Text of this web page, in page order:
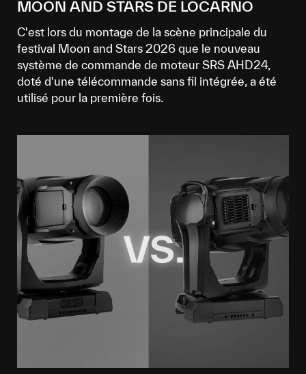
MOON AND STARS DE LOCARNO
C'est lors du montage de la scène principale du
festival Moon and Stars 2026 que le nouveau
système de commande de moteur SRS AHD24,
doté d'une télécommande sans fil intégrée, a été
utilisé pour la première fois.